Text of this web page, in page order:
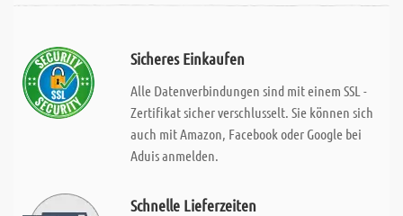
Sicheres Einkaufen
Alle Datenverbindungen sind mit einem SSL -
Zertifikat sicher verschlusselt. Sie können sich
auch mit Amazon, Facebook oder Google bei
Aduis anmelden.
Schnelle Lieferzeiten